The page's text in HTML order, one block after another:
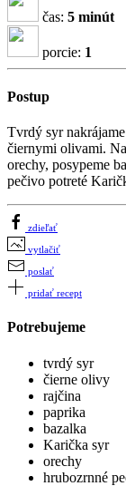
čas: 5 minút
porcie: 1
Postup
Tvrdý syr
čiernymi olivami.
orechy, posypeme
pečivo potreté
zdieľať
vytlačiť
poslať
pridať recept
Potrebujeme
tvrdý syr
čierne olivy
rajčina
paprika
bazalka
Karička syr
orechy
hrubozrnné